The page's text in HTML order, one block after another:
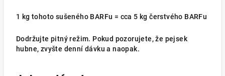
1 kg tohoto sušeného BARFu = cca 5 kg čerstvého BARFu
Dodržujte pitný režim. Pokud pozorujete, že pejsek
hubne, zvyšte denní dávku a naopak.